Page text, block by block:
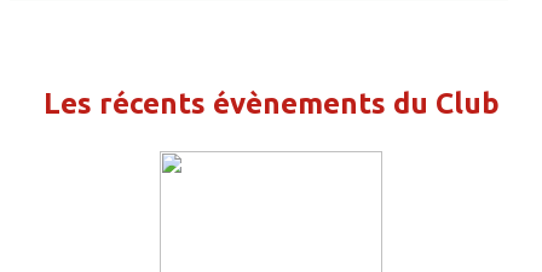
Les récents évènements du Club